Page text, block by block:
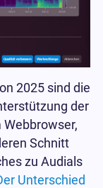
2025 sind die
der
Schnitt
zu Audials
Unterschied